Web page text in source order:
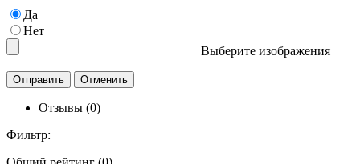
Да
Нет
Выберите изображения
Отзывы (0)
Фильтр: